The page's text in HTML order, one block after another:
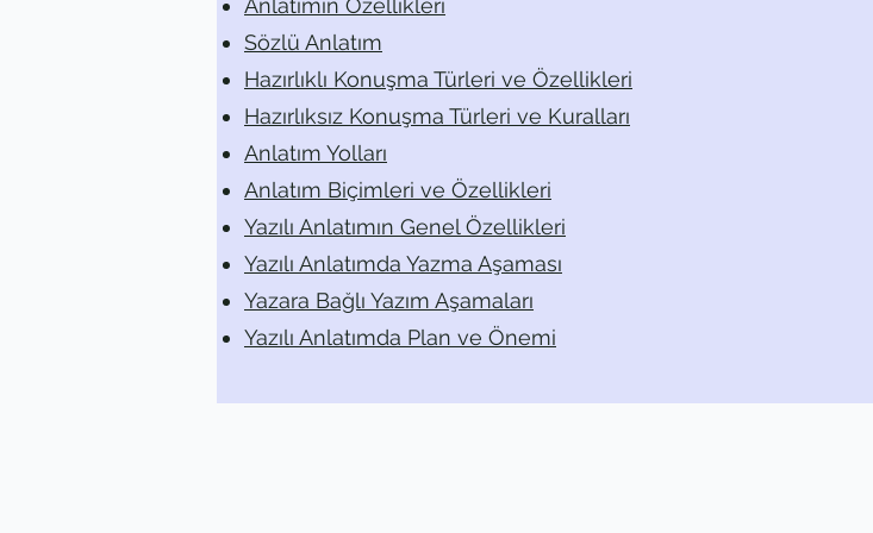
Anlatımın Özellikleri
Sözlü Anlatım
Hazırlıklı Konuşma Türleri ve Özellikleri
Hazırlıksız Konuşma Türleri ve Kuralları
Anlatım Yolları
Anlatım Biçimleri ve Özellikleri
Yazılı Anlatımın Genel Özellikleri
Yazılı Anlatımda Yazma Aşaması
Yazara Bağlı Yazım Aşamaları
Yazılı Anlatımda Plan ve Önemi